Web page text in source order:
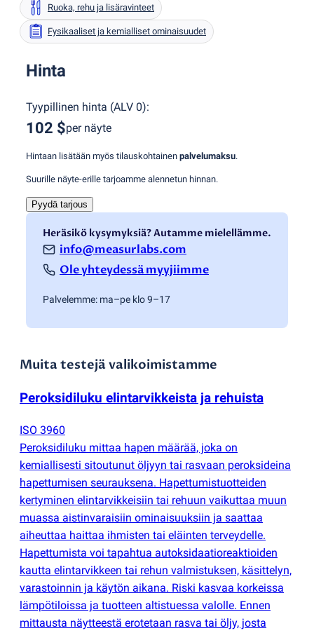
Ruoka, rehu ja lisäravinteet
Fysikaaliset ja kemialliset ominaisuudet
Hinta
Tyypillinen hinta (ALV 0):
102 $per näyte
Hintaan lisätään myös tilauskohtainen palvelumaksu.
Suurille näyte-erille tarjoamme alennetun hinnan.
Pyydä tarjous
Heräsikö kysymyksiä? Autamme mielellämme.
info@measurlabs.com
Ole yhteydessä myyjiimme
Palvelemme: ma–pe klo 9–17
Muita testejä valikoimistamme
Peroksidiluku elintarvikkeista ja rehuista
ISO 3960
Peroksidiluku mittaa hapen määrää, joka on
kemiallisesti sitoutunut öljyyn tai rasvaan peroksideina
hapettumisen seurauksena. Hapettumistuotteiden
kertyminen elintarvikkeisiin tai rehuun vaikuttaa muun
muassa aistinvaraisiin ominaisuuksiin ja saattaa
aiheuttaa haittaa ihmisten tai eläinten terveydelle.
Hapettumista voi tapahtua autoksidaatioreaktioiden
kautta elintarvikkeen tai rehun valmistuksen, käsittelyn,
varastoinnin ja käytön aikana. Riski kasvaa korkeissa
lämpötiloissa ja tuotteen altistuessa valolle. Ennen
mittausta näytteestä erotetaan rasva tai öljy, josta